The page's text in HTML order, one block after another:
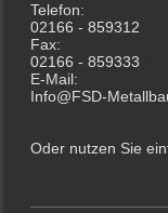
Telefon:
02166 - 859312
Fax:
02166 - 859333
E-Mail:
Info@FSD-
Oder nutzen Sie